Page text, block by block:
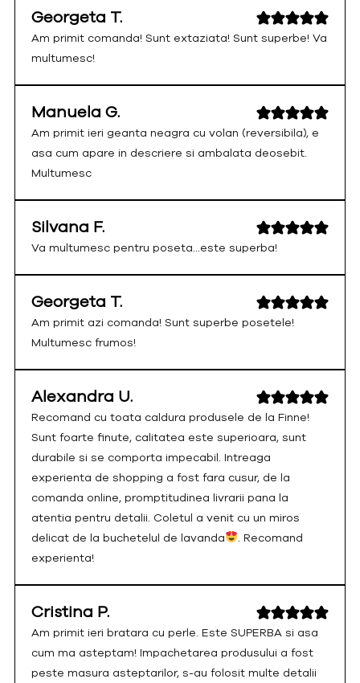
Georgeta T.
Am primit comanda! Sunt extaziata! Sunt superbe! Va
multumesc!
Manuela G.
Am primit ieri geanta neagra cu volan (reversibila), e
asa cum apare in descriere si ambalata deosebit.
Multumesc
Silvana F.
Va multumesc pentru poseta...este superba!
Georgeta T.
Am primit azi comanda! Sunt superbe posetele!
Multumesc frumos!
Alexandra U.
Recomand cu toata caldura produsele de la Finne!
Sunt foarte finute, calitatea este superioara, sunt
durabile si se comporta impecabil. Intreaga
experienta de shopping a fost fara cusur, de la
comanda online, promptitudinea livrarii pana la
atentia pentru detalii. Coletul a venit cu un miros
delicat de la buchetelul de lavanda
. Recomand
experienta!
Cristina P.
Am primit ieri bratara cu perle. Este SUPERBA si asa
cum ma asteptam! Impachetarea produsului a fost
peste masura asteptarilor, s-au folosit multe detalii